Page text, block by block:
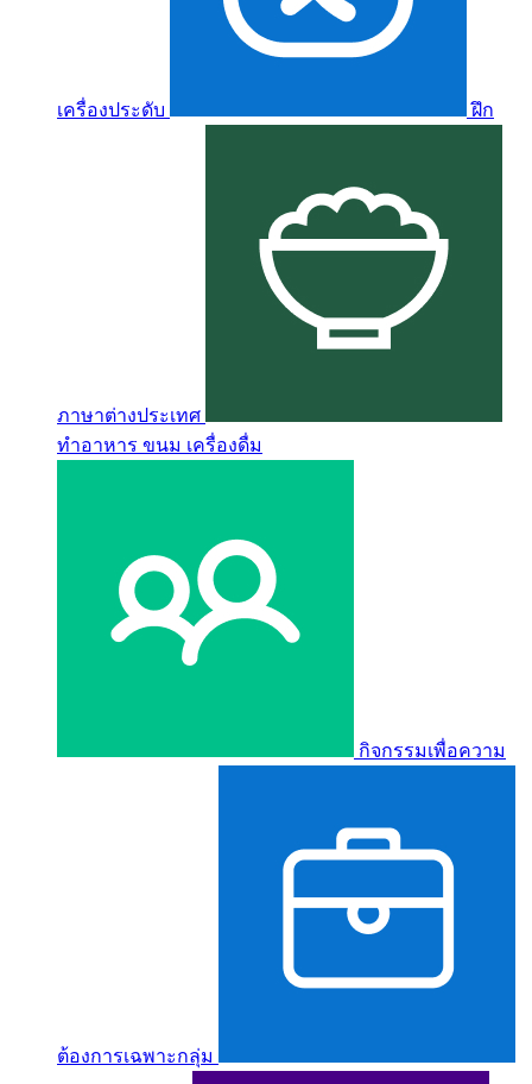
เครื่องประดับ ฝึก
ภาษาต่างประเทศ
ทำอาหาร ขนม เครื่องดื่ม
กิจกรรมเพื่อความ
ต้องการเฉพาะกลุ่ม